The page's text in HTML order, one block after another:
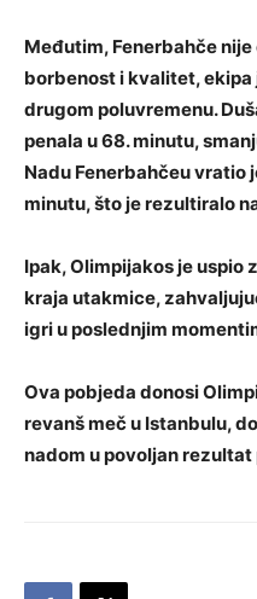
Međutim, Fenerbahčenije
borbenost i kvalitet,
drugom poluvremenu.
penala u 68. minutu,
Nadu Fenerbahčeu vratio
minutu, što je rezultiralo
Ipak, Olimpijakos je uspio
kraja utakmice,
igri u poslednjim
Ova pobjeda donosi
revanš meč u Istanbulu,
nadom u povoljan